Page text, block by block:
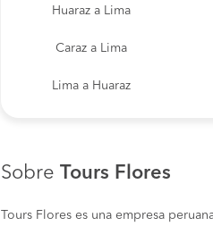
Huaraz a Lima
Caraz a Lima
Lima a Huaraz
Sobre Tours Flores
Tours Flores es una empresa